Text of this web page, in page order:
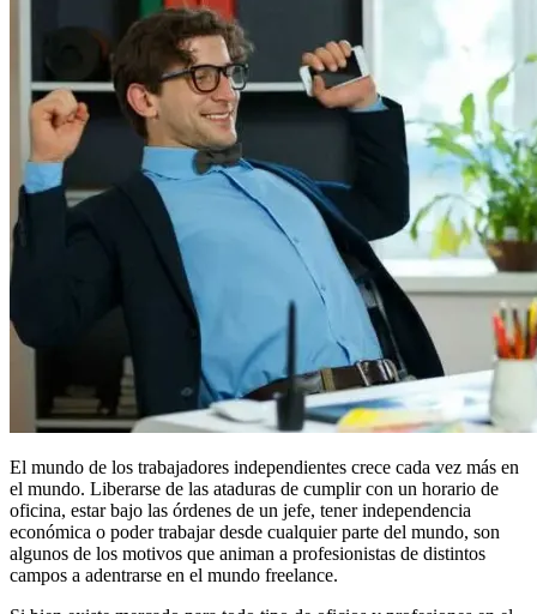
El mundo de los trabajadores independientes crece cada vez más en
el mundo. Liberarse de las ataduras de cumplir con un horario de
oficina, estar bajo las órdenes de un jefe, tener independencia
económica o poder trabajar desde cualquier parte del mundo, son
algunos de los motivos que animan a profesionistas de distintos
campos a adentrarse en el mundo freelance.